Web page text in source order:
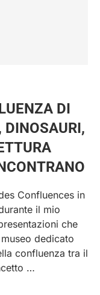
DI
DINOSAURI,
Confluences in
il mio
che
dedicato
confluenza tra il
…